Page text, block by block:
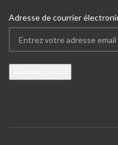
Adresse de courrier